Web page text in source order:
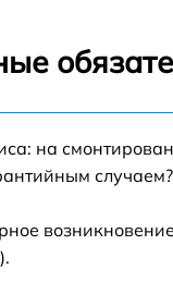
(экрана)
на
случаем?